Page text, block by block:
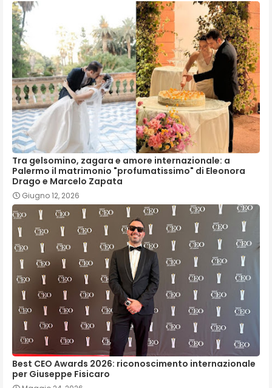
Tra gelsomino, zagara e amore internazionale: a
Palermo il matrimonio "profumatissimo" di Eleonora
Drago e Marcelo Zapata
Giugno 12, 2026
Best CEO Awards 2026: riconoscimento internazionale
per Giuseppe Fisicaro